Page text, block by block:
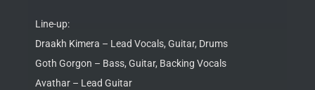
Line-up:
Draakh Kimera – Lead Vocals, Guitar, Drums
Goth Gorgon – Bass, Guitar, Backing Vocals
Avathar – Lead Guitar